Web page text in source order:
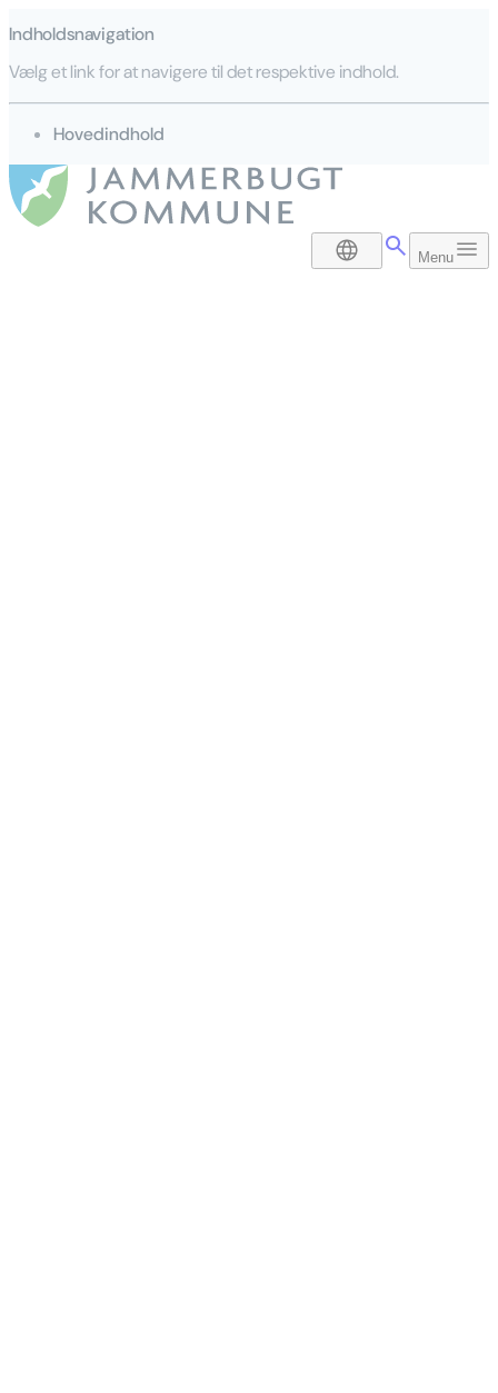
Indholdsnavigation
Vælg et link for at navigere til det respektive indhold.
gå til
Hovedindhold
DA Menu